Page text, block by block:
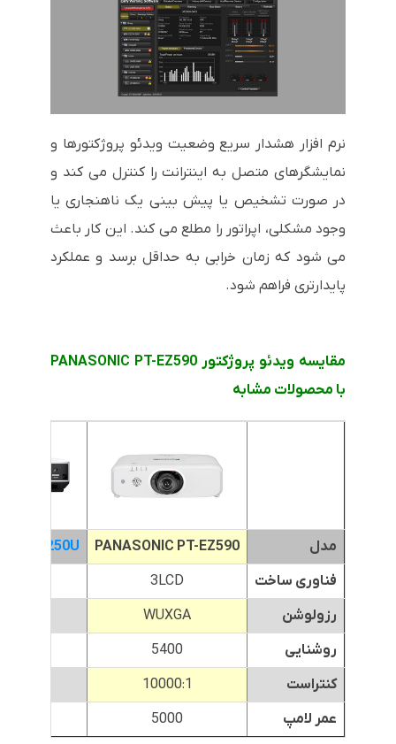
نرم افزار هشدار سریع وضعیت ویدئو پروژکتورها و
نمایشگرهای متصل به اینترانت را کنترل می کند و
در صورت تشخیص یا پیش بینی یک ناهنجاری یا
وجود مشکلی، اپراتور را مطلع می کند. این کار باعث
می شود که زمان خرابی به حداقل برسد و عملکرد
پایدارتری فراهم شود.
مقایسه ویدئو پروژکتور PANASONIC PT-EZ590
با محصولات مشابه
مدل PANASONIC PT-EZ590
EB-2250U
فناوری ساخت
3LCD
رزولوشن
WUXGA
روشنایی
5400
کنتراست
10000:1
عمر لامپ
5000